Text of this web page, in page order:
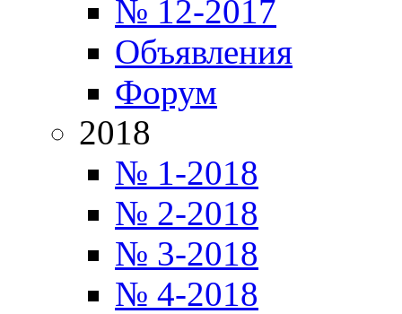
№ 12-2017
Объявления
Форум
2018
№ 1-2018
№ 2-2018
№ 3-2018
№ 4-2018